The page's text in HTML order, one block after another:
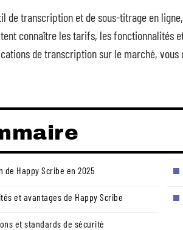
de transcription et de sous-titrage en
connaître les tarifs, les fonctionnalités
de transcription sur le marché,
de Happy Scribe en 2025
et avantages de Happy Scribe
et standards de sécurité